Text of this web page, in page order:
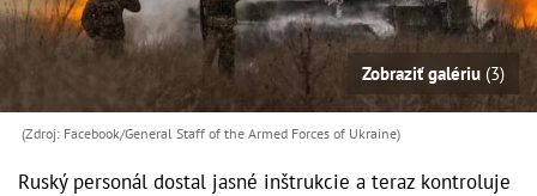
Zobraziť galériu (3)
(Zdroj: Facebook/General Staff of the Armed Forces of Ukraine)
Ruský personál dostal jasné inštrukcie a teraz kontroluje